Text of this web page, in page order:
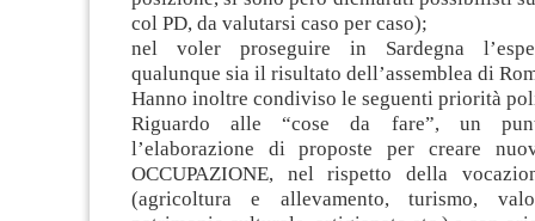
col PD, da valutarsi caso per caso);
nel voler proseguire in Sardegna
qualunque sia il risultato dell’assemblea di
Hanno inoltre condiviso le seguenti priorità
Riguardo alle “cose da fare”, un
l’elaborazione di proposte per creare
OCCUPAZIONE, nel rispetto della
(agricoltura e allevamento, turismo,